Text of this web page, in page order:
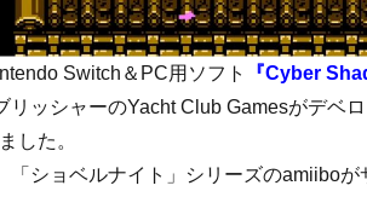
Switch＆PC用ソフト 『Cyber
リッシャーのYacht Club Gamesがデベ
した。
「ショベルナイト」シリーズのamiibo